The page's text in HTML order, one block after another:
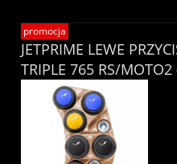
JETPRIME LEWE
TRIPLE 765 RS/
promocja